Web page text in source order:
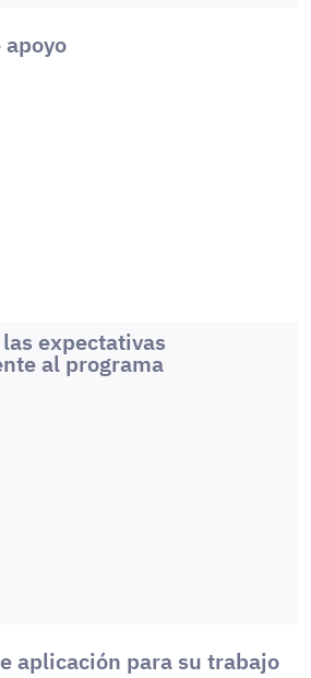
expectativas
al programa
aplicación para su trabajo